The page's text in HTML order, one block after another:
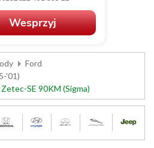
Ford
'01)
SE 90KM (Sigma)